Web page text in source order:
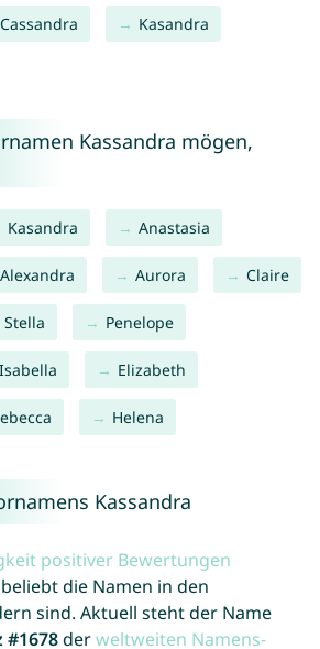
Cassandra Kasandra
Kassandra mögen,
Kasandra Anastasia
Alexandra Aurora Claire
Stella Penelope
Isabella Elizabeth
Helena
Kassandra
positiver Bewertungen
die Namen in den
sind. Aktuell steht der Name
#1678derweltweiten Namens-